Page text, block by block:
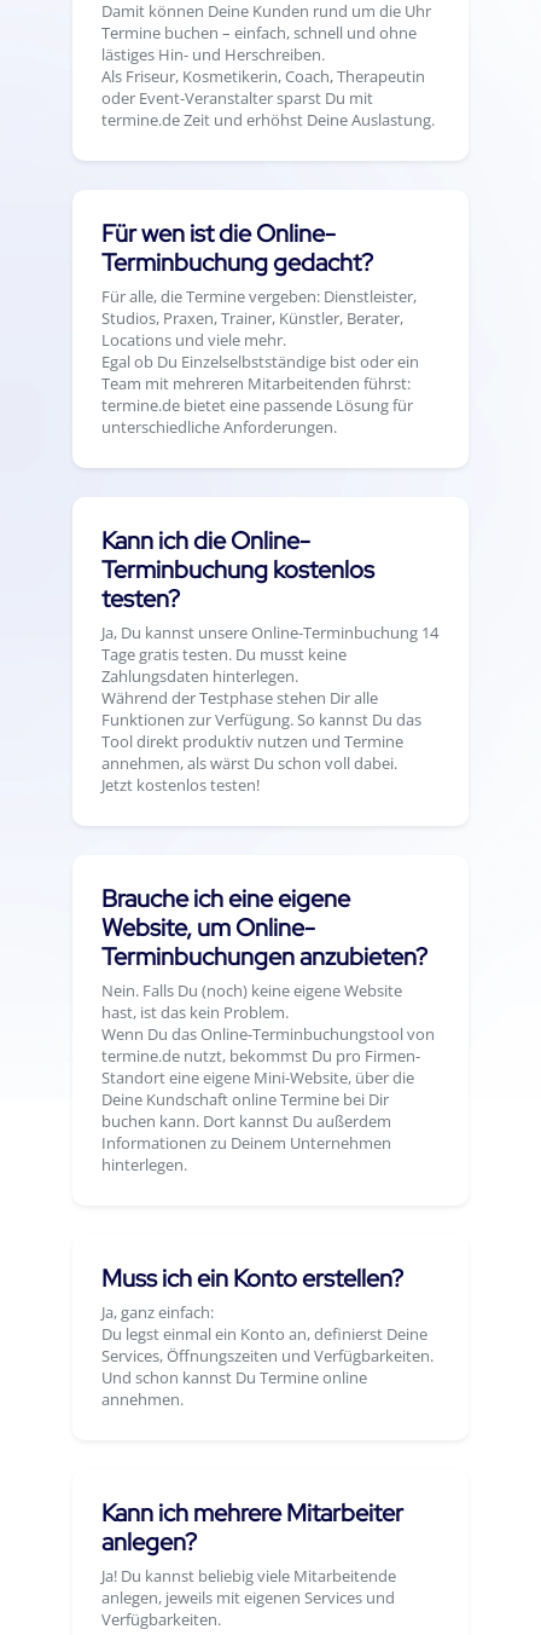
Damit können Deine Kunden rund um die Uhr
Termine buchen – einfach, schnell und ohne
lästiges Hin- und Herschreiben.
Als Friseur, Kosmetikerin, Coach, Therapeutin
oder Event-Veranstalter sparst Du mit
termine.de Zeit und erhöhst Deine Auslastung.
Für wen ist die Online-
Terminbuchung gedacht?
Für alle, die Termine vergeben: Dienstleister,
Studios, Praxen, Trainer, Künstler, Berater,
Locations und viele mehr.
Egal ob Du Einzelselbstständige bist oder ein
Team mit mehreren Mitarbeitenden führst:
termine.de bietet eine passende Lösung für
unterschiedliche Anforderungen.
Kann ich die Online-
Terminbuchung kostenlos
testen?
Ja, Du kannst unsere Online-Terminbuchung 14
Tage gratis testen. Du musst keine
Zahlungsdaten hinterlegen.
Während der Testphase stehen Dir alle
Funktionen zur Verfügung. So kannst Du das
Tool direkt produktiv nutzen und Termine
annehmen, als wärst Du schon voll dabei.
Jetzt kostenlos testen!
Brauche ich eine eigene
Website, um Online-
Terminbuchungen anzubieten?
Nein. Falls Du (noch) keine eigene Website
hast, ist das kein Problem.
Wenn Du das Online-Terminbuchungstool von
termine.de nutzt, bekommst Du pro Firmen-
Standort eine eigene Mini-Website, über die
Deine Kundschaft online Termine bei Dir
buchen kann. Dort kannst Du außerdem
Informationen zu Deinem Unternehmen
hinterlegen.
Muss ich ein Konto erstellen?
Ja, ganz einfach:
Du legst einmal ein Konto an, definierst Deine
Services, Öffnungszeiten und Verfügbarkeiten.
Und schon kannst Du Termine online
annehmen.
Kann ich mehrere Mitarbeiter
anlegen?
Ja! Du kannst beliebig viele Mitarbeitende
anlegen, jeweils mit eigenen Services und
Verfügbarkeiten.